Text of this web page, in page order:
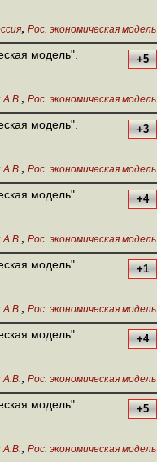
, Рос. экономическая модель
модель".
+5
А.В., Рос. экономическая модель
модель".
+3
А.В., Рос. экономическая модель
модель".
+4
А.В., Рос. экономическая модель
модель".
+1
А.В., Рос. экономическая модель
модель".
+4
А.В., Рос. экономическая модель
модель".
+5
А.В., Рос. экономическая модель